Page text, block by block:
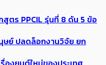
สูตร PPCIL รุ่นที่ 8 ดัน 5 ข้อ
ษย์ ปลดล็อกงานวิจัย ยก